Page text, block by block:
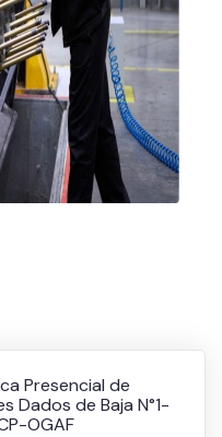
Presencial de
Dados de Baja N°1-
OGAF